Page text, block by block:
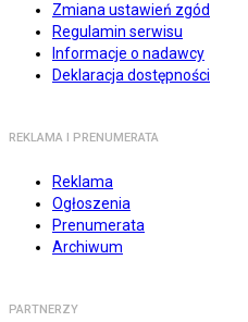
Zmiana ustawień zgód
Regulamin serwisu
Informacje o nadawcy
Deklaracja dostępności
REKLAMA I PRENUMERATA
Reklama
Ogłoszenia
Prenumerata
Archiwum
PARTNERZY